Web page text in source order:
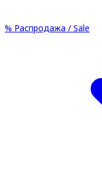
% Распродажа / Sale